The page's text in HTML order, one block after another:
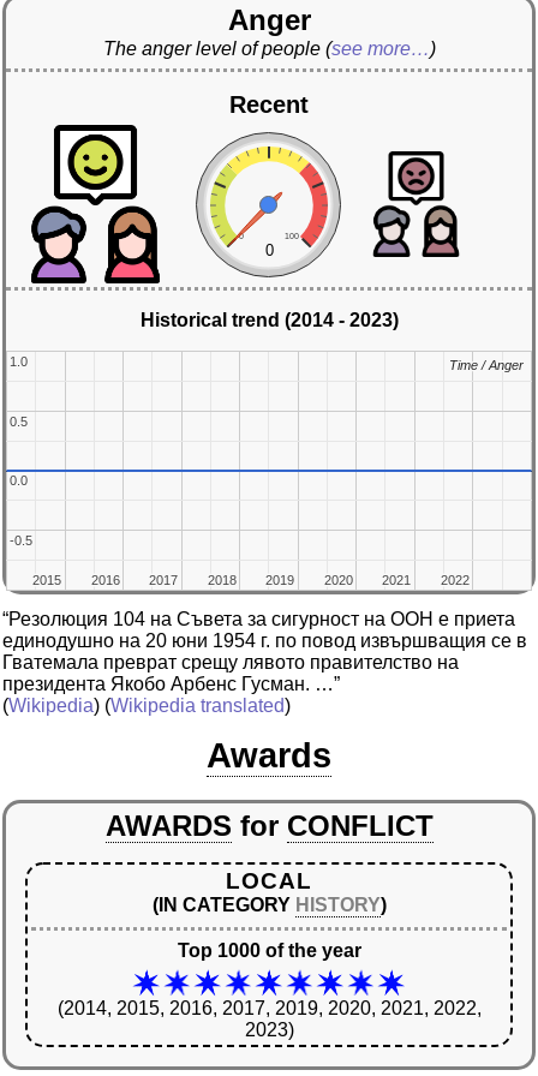
Anger
The anger level of people (see more…)
Recent
0 100
0
Historical trend (2014 - 2023)
2015
2015 2016
2016 2017
2017 2018
2018 2019
2019 2020
2020 2021
2021 2022
2022
-0.5
-0.5
0.0
0.0
0.5
0.5
1.0
1.0 Time / Anger
Time / Anger
“Резолюция 104 на Съвета за сигурност на ООН е приета
единодушно на 20 юни 1954 г. по повод извършващия се в
Гватемала преврат срещу лявото правителство на
президента Якобо Арбенс Гусман. …”
(Wikipedia) (Wikipedia translated)
Awards
AWARDS for CONFLICT
LOCAL
(IN CATEGORY HISTORY)
Top 1000 of the year
(2014, 2015, 2016, 2017, 2019, 2020, 2021, 2022,
2023)